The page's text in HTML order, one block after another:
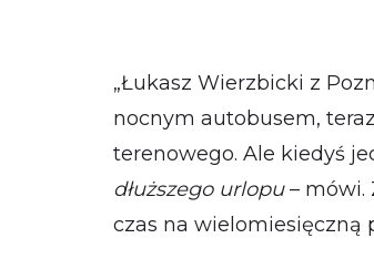
„Łukasz Wierzbicki z
nocnym autobusem,
terenowego. Ale kiedyś
dłuższego urlopu– mówi.
czas na wielomiesięczną